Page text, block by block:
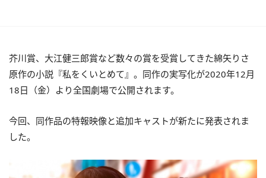
芥川賞、大江健三郎賞など数々の賞を受賞してきた綿矢りさ
原作の小説『私をくいとめて』。同作の実写化が2020年12月
18日（金）より全国劇場で公開されます。
今回、同作品の特報映像と追加キャストが新たに発表されま
した。